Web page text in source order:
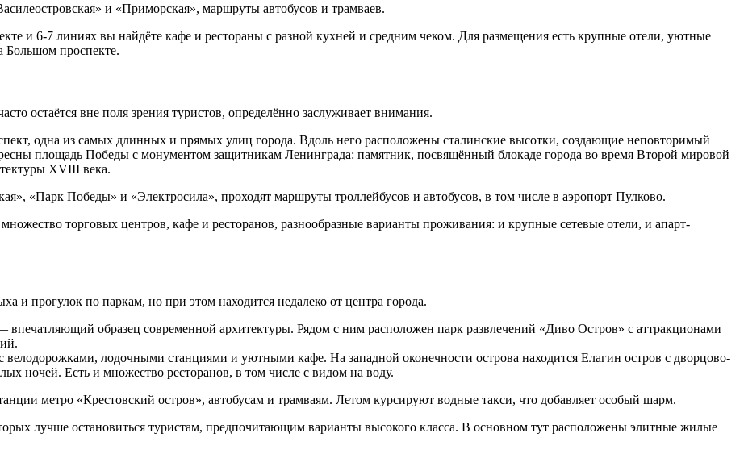
и «Приморская», маршруты автобусов и трамваев.
и 6-7 линиях вы найдёте кафе и рестораны с разной кухней и средним чеком. Для размещения есть крупные отели, уютные
Большом проспекте.
остаётся вне поля зрения туристов, определённо заслуживает внимания.
одна из самых длинных и прямых улиц города. Вдоль него расположены сталинские высотки, создающие неповторимый
площадь Победы с монументом защитникам Ленинграда: памятник, посвящённый блокаде города во время Второй мировой
XVIII века.
«Парк Победы» и «Электросила», проходят маршруты троллейбусов и автобусов, в том числе в аэропорт Пулково.
торговых центров, кафе и ресторанов, разнообразные варианты проживания: и крупные сетевые отели, и апарт-
и прогулок по паркам, но при этом находится недалеко от центра города.
впечатляющий образец современной архитектуры. Рядом с ним расположен парк развлечений «Диво Остров» с аттракционами
лодочными станциями и уютными кафе. На западной оконечности острова находится Елагин остров с дворцово-
ночей. Есть и множество ресторанов, в том числе с видом на воду.
метро «Крестовский остров», автобусам и трамваям. Летом курсируют водные такси, что добавляет особый шарм.
лучше остановиться туристам, предпочитающим варианты высокого класса. В основном тут расположены элитные жилые